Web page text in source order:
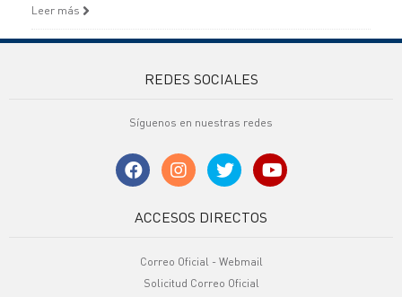
Leer más
REDES SOCIALES
Síguenos en nuestras redes
ACCESOS DIRECTOS
Correo Oficial - Webmail
Solicitud Correo Oficial